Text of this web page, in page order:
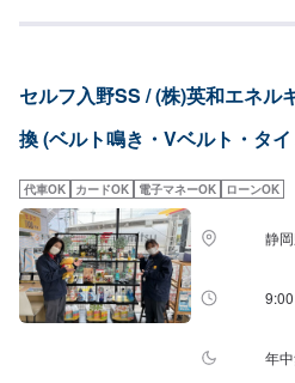
の横、住吉交差点近くでございます。
セルフ入野SS / (株)英和エネル
換 (ベルト鳴き・Vベルト・タ
代車OK カードOK 電子マネーOK ローンOK
静
年